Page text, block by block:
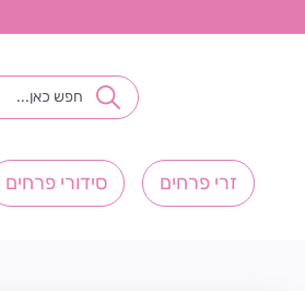
זרי פרחים סידורי פרחים